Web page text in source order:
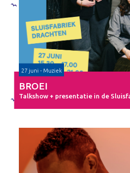
27 juni - Muziek
BROEI
Talkshow + presentatie in de